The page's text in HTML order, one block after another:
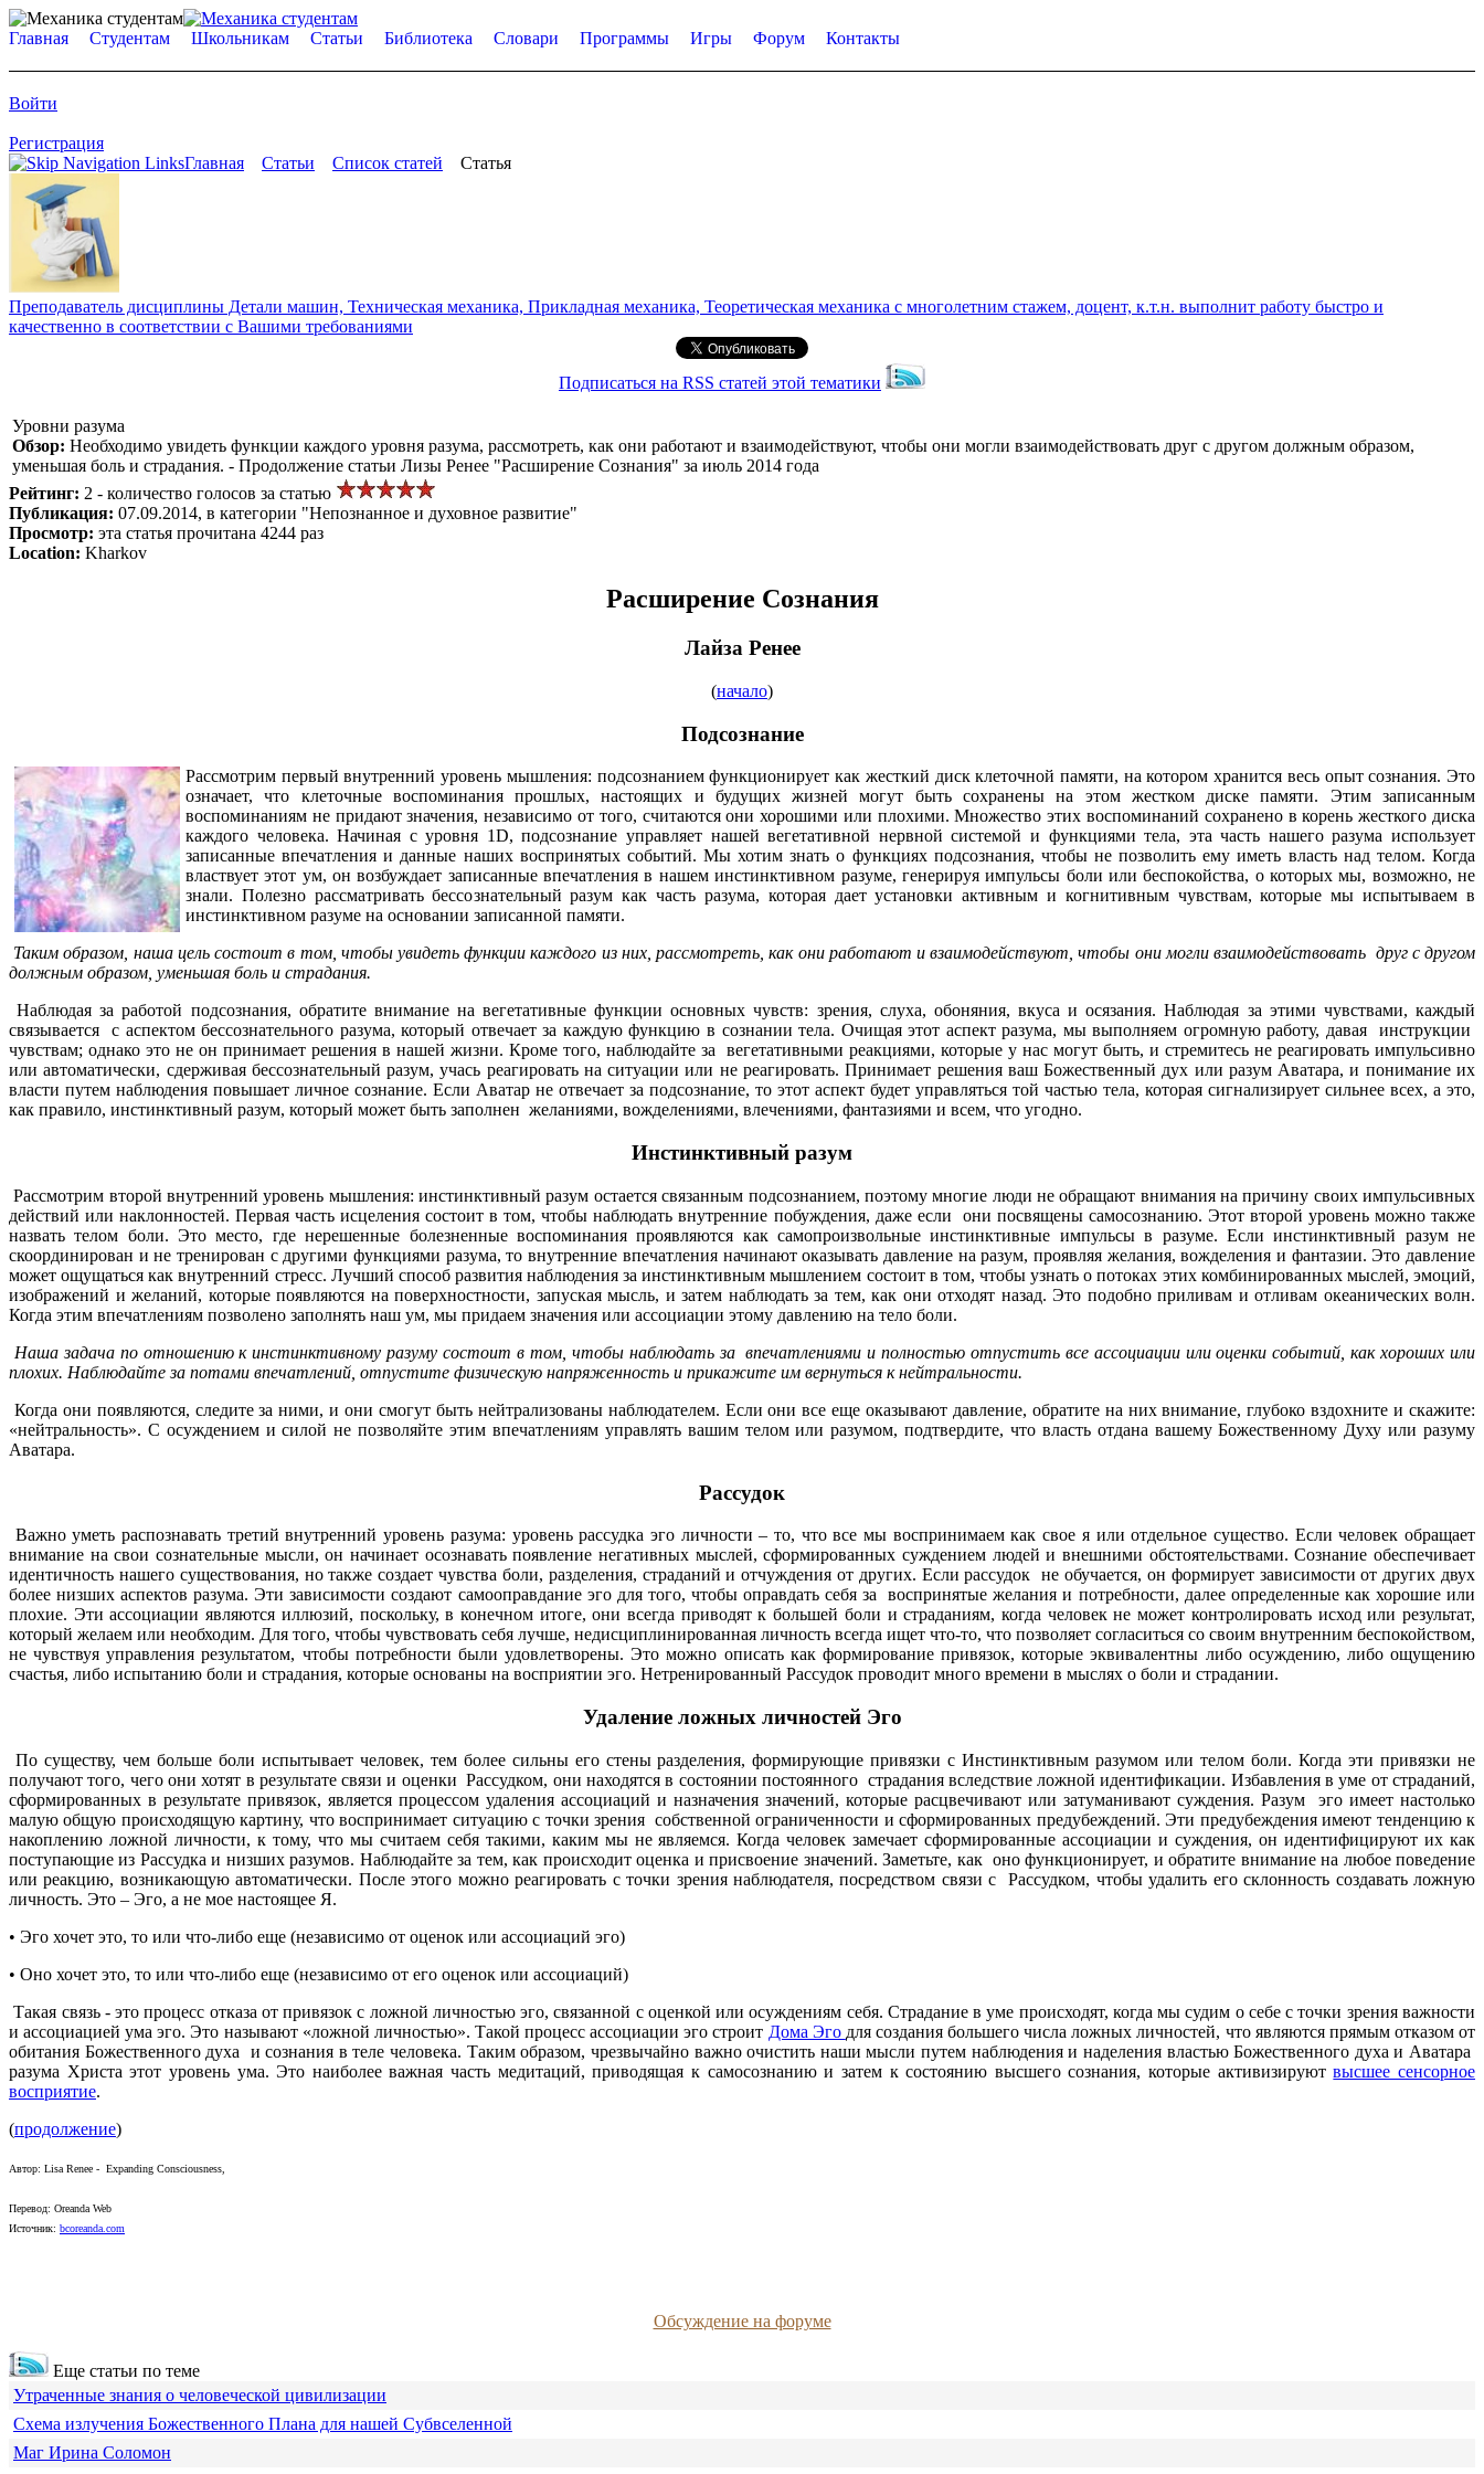
Главная Студентам Школьникам Статьи Библиотека Словари Программы Игры Форум Контакты
Войти
Регистрация
Главная
Статьи Список статей Статья
Преподаватель дисциплины Детали машин, Техническая механика, Прикладная механика, Теоретическая механика с многолетним стажем, доцент, к.т.н. выполнит работу быстро и
качественно в соответствии с Вашими требованиями
Подписаться на RSS статей этой тематики
Уровни разума
Обзор: Необходимо увидеть функции каждого уровня разума, рассмотреть, как они работают и взаимодействуют, чтобы они могли взаимодействовать друг с другом должным образом,
уменьшая боль и страдания. - Продолжение статьи Лизы Ренее "Расширение Сознания" за июль 2014 года
Рейтинг: 2 - количество голосов за статью
Публикация: 07.09.2014, в категории "Непознанное и духовное развитие"
Просмотр: эта статья прочитана 4244 раз
Location: Kharkov
Расширение Сознания
Лайза Ренее
(начало)
Подсознание
Рассмотрим первый внутренний уровень мышления: подсознанием функционирует как жесткий диск клеточной памяти, на котором хранится весь опыт сознания. Это
означает, что клеточные воспоминания прошлых, настоящих и будущих жизней могут быть сохранены на этом жестком диске памяти. Этим записанным
воспоминаниям не придают значения, независимо от того, считаются они хорошими или плохими. Множество этих воспоминаний сохранено в корень жесткого диска
каждого человека. Начиная с уровня 1D, подсознание управляет нашей вегетативной нервной системой и функциями тела, эта часть нашего разума использует
записанные впечатления и данные наших воспринятых событий. Мы хотим знать о функциях подсознания, чтобы не позволить ему иметь власть над телом. Когда
властвует этот ум, он возбуждает записанные впечатления в нашем инстинктивном разуме, генерируя импульсы боли или беспокойства, о которых мы, возможно, не
знали. Полезно рассматривать бессознательный разум как часть разума, которая дает установки активным и когнитивным чувствам, которые мы испытываем в
инстинктивном разуме на основании записанной памяти.
Таким образом, наша цель состоит в том, чтобы увидеть функции каждого из них, рассмотреть, как они работают и взаимодействуют, чтобы они могли взаимодействовать друг с другом
должным образом, уменьшая боль и страдания.
Наблюдая за работой подсознания, обратите внимание на вегетативные функции основных чувств: зрения, слуха, обоняния, вкуса и осязания. Наблюдая за этими чувствами, каждый
связывается с аспектом бессознательного разума, который отвечает за каждую функцию в сознании тела. Очищая этот аспект разума, мы выполняем огромную работу, давая инструкции
чувствам; однако это не он принимает решения в нашей жизни. Кроме того, наблюдайте за вегетативными реакциями, которые у нас могут быть, и стремитесь не реагировать импульсивно
или автоматически, сдерживая бессознательный разум, учась реагировать на ситуации или не реагировать. Принимает решения ваш Божественный дух или разум Аватара, и понимание их
власти путем наблюдения повышает личное сознание. Если Аватар не отвечает за подсознание, то этот аспект будет управляться той частью тела, которая сигнализирует сильнее всех, а это,
как правило, инстинктивный разум, который может быть заполнен желаниями, вожделениями, влечениями, фантазиями и всем, что угодно.
Инстинктивный разум
Рассмотрим второй внутренний уровень мышления: инстинктивный разум остается связанным подсознанием, поэтому многие люди не обращают внимания на причину своих импульсивных
действий или наклонностей. Первая часть исцеления состоит в том, чтобы наблюдать внутренние побуждения, даже если они посвящены самосознанию. Этот второй уровень можно также
назвать телом боли. Это место, где нерешенные болезненные воспоминания проявляются как самопроизвольные инстинктивные импульсы в разуме. Если инстинктивный разум не
скоординирован и не тренирован с другими функциями разума, то внутренние впечатления начинают оказывать давление на разум, проявляя желания, вожделения и фантазии. Это давление
может ощущаться как внутренний стресс. Лучший способ развития наблюдения за инстинктивным мышлением состоит в том, чтобы узнать о потоках этих комбинированных мыслей, эмоций,
изображений и желаний, которые появляются на поверхностности, запуская мысль, и затем наблюдать за тем, как они отходят назад. Это подобно приливам и отливам океанических волн.
Когда этим впечатлениям позволено заполнять наш ум, мы придаем значения или ассоциации этому давлению на тело боли.
Наша задача по отношению к инстинктивному разуму состоит в том, чтобы наблюдать за впечатлениями и полностью отпустить все ассоциации или оценки событий, как хороших или
плохих. Наблюдайте за потами впечатлений, отпустите физическую напряженность и прикажите им вернуться к нейтральности.
Когда они появляются, следите за ними, и они смогут быть нейтрализованы наблюдателем. Если они все еще оказывают давление, обратите на них внимание, глубоко вздохните и скажите:
«нейтральность». С осуждением и силой не позволяйте этим впечатлениям управлять вашим телом или разумом, подтвердите, что власть отдана вашему Божественному Духу или разуму
Аватара.
Рассудок
Важно уметь распознавать третий внутренний уровень разума: уровень рассудка эго личности – то, что все мы воспринимаем как свое я или отдельное существо. Если человек обращает
внимание на свои сознательные мысли, он начинает осознавать появление негативных мыслей, сформированных суждением людей и внешними обстоятельствами. Сознание обеспечивает
идентичность нашего существования, но также создает чувства боли, разделения, страданий и отчуждения от других. Если рассудок не обучается, он формирует зависимости от других двух
более низших аспектов разума. Эти зависимости создают самооправдание эго для того, чтобы оправдать себя за воспринятые желания и потребности, далее определенные как хорошие или
плохие. Эти ассоциации являются иллюзий, поскольку, в конечном итоге, они всегда приводят к большей боли и страданиям, когда человек не может контролировать исход или результат,
который желаем или необходим. Для того, чтобы чувствовать себя лучше, недисциплинированная личность всегда ищет что-то, что позволяет согласиться со своим внутренним беспокойством,
не чувствуя управления результатом, чтобы потребности были удовлетворены. Это можно описать как формирование привязок, которые эквивалентны либо осуждению, либо ощущению
счастья, либо испытанию боли и страдания, которые основаны на восприятии эго. Нетренированный Рассудок проводит много времени в мыслях о боли и страдании.
Удаление ложных личностей Эго
По существу, чем больше боли испытывает человек, тем более сильны его стены разделения, формирующие привязки с Инстинктивным разумом или телом боли. Когда эти привязки не
получают того, чего они хотят в результате связи и оценки Рассудком, они находятся в состоянии постоянного страдания вследствие ложной идентификации. Избавления в уме от страданий,
сформированных в результате привязок, является процессом удаления ассоциаций и назначения значений, которые расцвечивают или затуманивают суждения. Разум эго имеет настолько
малую общую происходящую картину, что воспринимает ситуацию с точки зрения собственной ограниченности и сформированных предубеждений. Эти предубеждения имеют тенденцию к
накоплению ложной личности, к тому, что мы считаем себя такими, каким мы не являемся. Когда человек замечает сформированные ассоциации и суждения, он идентифицируют их как
поступающие из Рассудка и низших разумов. Наблюдайте за тем, как происходит оценка и присвоение значений. Заметьте, как оно функционирует, и обратите внимание на любое поведение
или реакцию, возникающую автоматически. После этого можно реагировать с точки зрения наблюдателя, посредством связи с Рассудком, чтобы удалить его склонность создавать ложную
личность. Это – Эго, а не мое настоящее Я.
• Эго хочет это, то или что-либо еще (независимо от оценок или ассоциаций эго)
• Оно хочет это, то или что-либо еще (независимо от его оценок или ассоциаций)
Такая связь - это процесс отказа от привязок с ложной личностью эго, связанной с оценкой или осуждениям себя. Страдание в уме происходят, когда мы судим о себе с точки зрения важности
и ассоциацией ума эго. Это называют «ложной личностью». Такой процесс ассоциации эго строит Дома Эго для создания большего числа ложных личностей, что являются прямым отказом от
обитания Божественного духа и сознания в теле человека. Таким образом, чрезвычайно важно очистить наши мысли путем наблюдения и наделения властью Божественного духа и Аватара
разума Христа этот уровень ума. Это наиболее важная часть медитаций, приводящая к самосознанию и затем к состоянию высшего сознания, которые активизируютвысшее сенсорное
восприятие.
(продолжение)
Автор: Lisa Renee - Expanding Consciousness
Перевод: Oreanda Web
Источник: bcoreanda.com
Обсуждение на форуме
Еще статьи по теме
Утраченные знания о человеческой цивилизации
Схема излучения Божественного Плана для нашей Субвселенной
Маг Ирина Соломон